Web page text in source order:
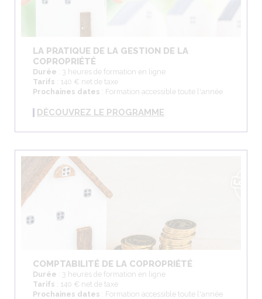
LA PRATIQUE DE LA GESTION DE LA
COPROPRIÉTÉ
Durée : 3 heures de formation en ligne
Tarifs : 140 € net de taxe
Prochaines dates : Formation accessible toute l'année
DÉCOUVREZ LE PROGRAMME
COMPTABILITÉ DE LA COPROPRIÉTÉ
Durée : 3 heures de formation en ligne
Tarifs : 140 € net de taxe
Prochaines dates : Formation accessible toute l'année